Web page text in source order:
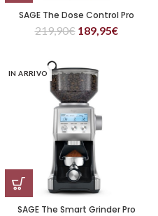
SAGE The Dose Control Pro
219,90€ 189,95€
IN ARRIVO
SAGE The Smart Grinder Pro